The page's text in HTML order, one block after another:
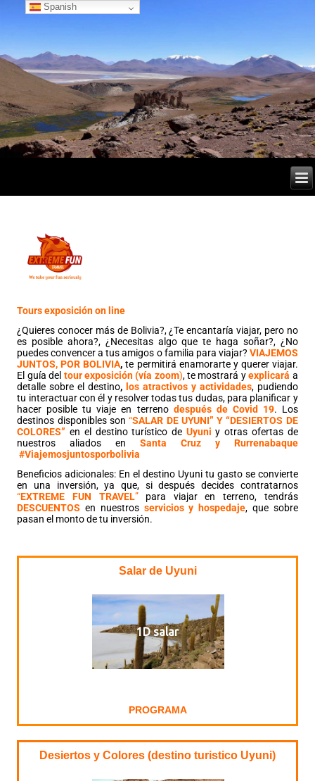
Tours exposición on line
¿Quieres conocer más de Bolivia?, ¿Te encantaría viajar, pero no
es posible ahora?, ¿Necesitas algo que te haga soñar?, ¿No
puedes convencer a tus amigos o familia para viajar? VIAJEMOS
JUNTOS, POR BOLIVIA, te permitirá enamorarte y querer viajar.
El guía del tour exposición (vía zoom), te mostrará yexplicará a
detalle sobre el destino, los atractivos y actividades, pudiendo
tu interactuar con él y resolver todas tus dudas, para planificar y
hacer posible tu viaje en terreno después de Covid 19. Los
destinos disponibles son“SALAR DE UYUNI” Y “DESIERTOS DE
COLORES” en el destino turístico de Uyuni y otras ofertas de
nuestros aliados en Santa Cruz y Rurrenabaque
#Viajemosjuntosporbolivia
Beneficios adicionales: En el destino Uyuni tu gasto se convierte
en una inversión, ya que, si después decides contratarnos
“EXTREME FUN TRAVEL”para viajar en terreno, tendrás
DESCUENTOS en nuestros servicios y hospedaje, que sobre
pasan el monto de tu inversión.
Salar de Uyuni
1D salar
PROGRAMA
Desiertos y Colores (destino turistico Uyuni)
Spanish